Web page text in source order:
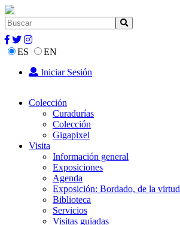
ES
EN
Iniciar Sesión
Colección
Curadurías
Colección
Gigapixel
Visita
Información general
Exposiciones
Agenda
Exposición: Bordado, de la virtud
Biblioteca
Servicios
Visitas guiadas